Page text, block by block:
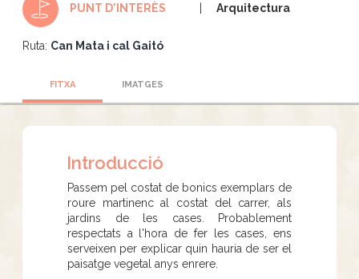
PUNT D'INTERÈS Arquitectura
Ruta: Can Mata i cal Gaitó
FITXA IMATGES
Introducció
Passem pel costat de bonics exemplars de
roure martinenc al costat del carrer, als
jardins de les cases. Probablement
respectats a l'hora de fer les cases, ens
serveixen per explicar quin hauria de ser el
paisatge vegetal anys enrere.